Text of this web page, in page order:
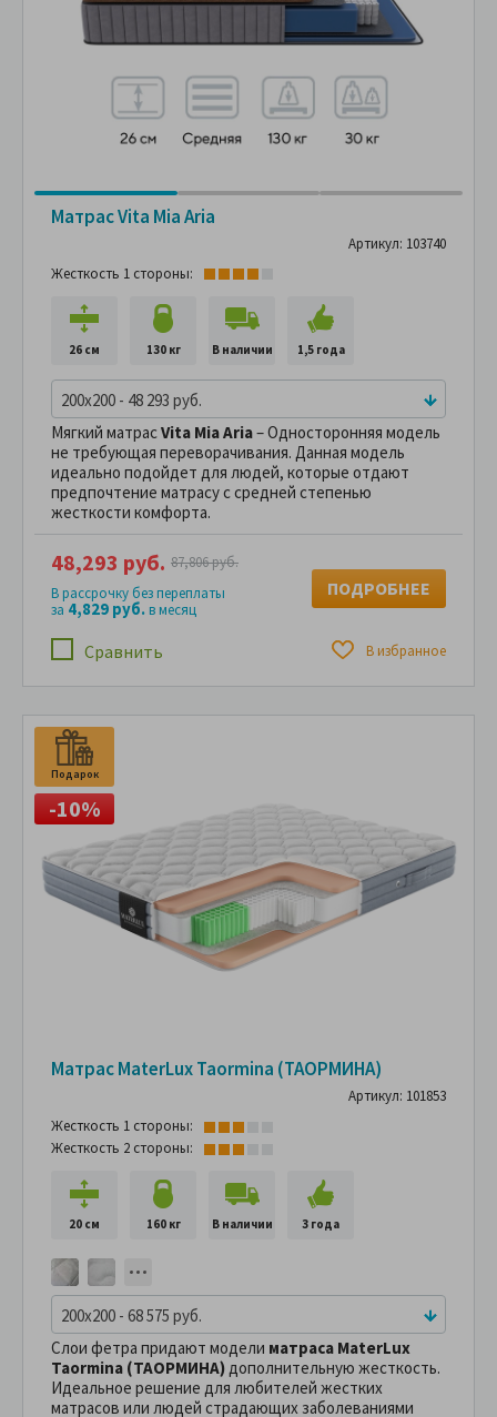
Матрас Vita Mia Aria
Артикул: 103740
Жесткость 1 стороны:
26 см 130 кг В наличии 1,5 года
200x200 - 48 293 руб.
Мягкий матрасVita Mia Aria– Односторонняя модель
не требующая переворачивания. Данная модель
идеально подойдет для людей, которые отдают
предпочтение матрасу с средней степенью
жесткости комфорта.
Сравнить В избранное
48,293 руб. 87,806 руб.
В рассрочку без переплаты
за 4,829 руб.в месяц
ПОДРОБНЕЕ
Подарок
-10%
Матрас MaterLux Taormina (ТАОРМИНА)
Артикул: 101853
Жесткость 1 стороны:
Жесткость 2 стороны:
20 см 160 кг В наличии 3 года
200x200 - 68 575 руб.
Слои фетра придают модели матраса MaterLux
Taormina (ТАОРМИНА)дополнительную жесткость.
Идеальное решение для любителей жестких
матрасов или людей страдающих заболеваниями